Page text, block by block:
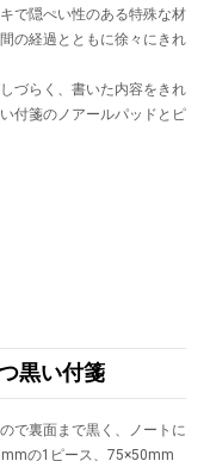
で隠ぺい性のある特殊な材
の経過とともに徐々にきれ
づらく、書いた内容をきれ
付箋のノアールパッドとピ
黒い付箋
で裏面まで黒く、ノートに
の1ピース、75×50mm